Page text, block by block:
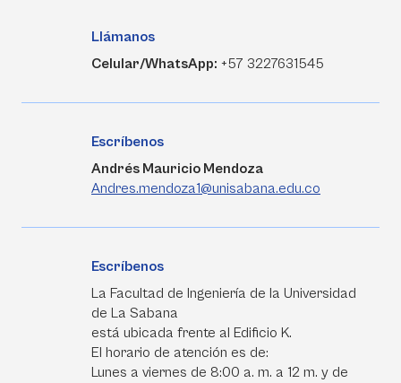
Llámanos
Celular/WhatsApp: +57 3227631545
Escríbenos
Andrés Mauricio Mendoza
Andres.mendoza1@unisabana.edu.co
Escríbenos
La Facultad de Ingeniería de la Universidad
de La Sabana
está ubicada frente al Edificio K.
El horario de atención es de:
Lunes a viernes de 8:00 a. m. a 12 m. y de